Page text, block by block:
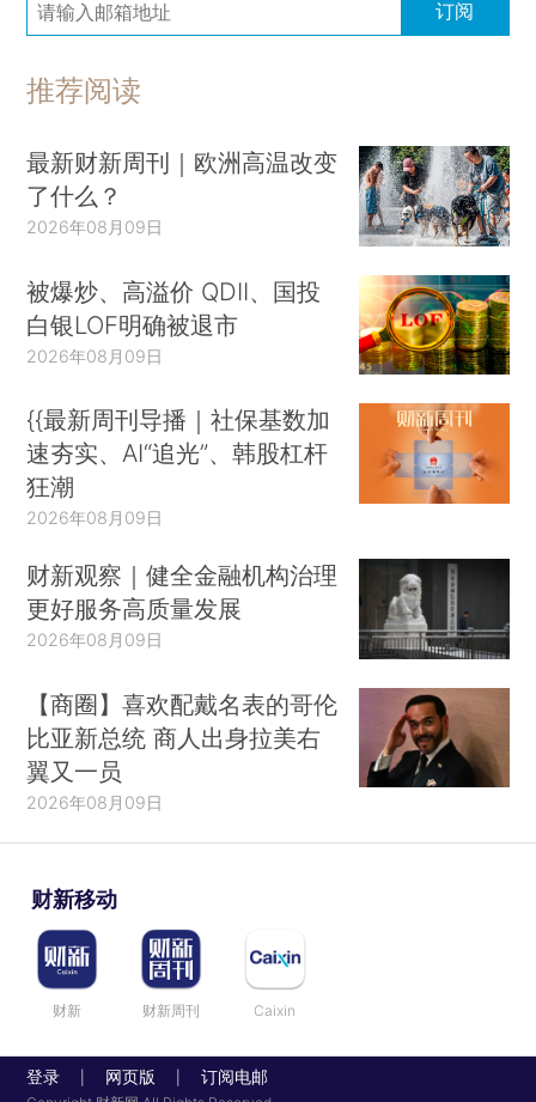
订阅
推荐阅读
最新财新周刊｜欧洲高温改变
了什么？
2026年08月09日
被爆炒、高溢价 QDII、国投
白银LOF明确被退市
2026年08月09日
{{最新周刊导播｜社保基数加
速夯实、AI“追光”、韩股杠杆
狂潮
2026年08月09日
财新观察｜健全金融机构治理
更好服务高质量发展
2026年08月09日
【商圈】喜欢配戴名表的哥伦
比亚新总统 商人出身拉美右
翼又一员
2026年08月09日
财新移动
财新 财新周刊 Caixin
登录 网页版 订阅电邮